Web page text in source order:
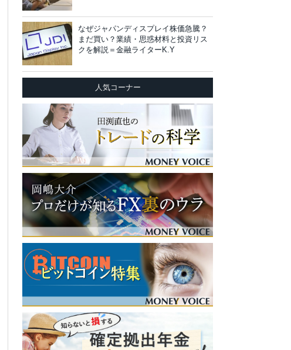
なぜジャパンディスプレイ株価急騰？
まだ買い？業績・思惑材料と投資リス
クを解説＝金融ライターK.Y
人気コーナー